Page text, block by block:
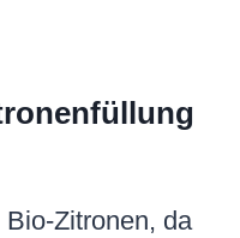
Zitronen, da